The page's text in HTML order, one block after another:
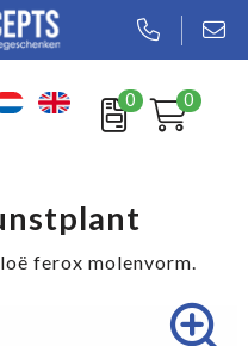
0 0
ferox molenvorm.